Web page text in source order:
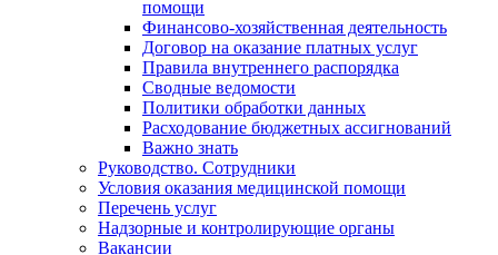
помощи
Финансово-хозяйственная деятельность
Договор на оказание платных услуг
Правила внутреннего распорядка
Сводные ведомости
Политики обработки данных
Расходование бюджетных ассигнований
Важно знать
Руководство. Сотрудники
Условия оказания медицинской помощи
Перечень услуг
Надзорные и контролирующие органы
Вакансии